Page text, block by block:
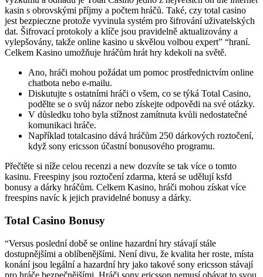
kasin s obrovskými příjmy a počtem hráčů. Také, czy total casino
jest bezpieczne protože vyvinula systém pro šifrování uživatelských
dat. Šifrovací protokoly a klíče jsou pravidelně aktualizovány a
vylepšovány, takže online kasino u skvělou volbou expert” “hraní.
Celkem Kasino umožňuje hráčům hrát hry kdekoli na světě.
Ano, hráči mohou požádat um pomoc prostřednictvím online
chatbota nebo e-mailu.
Diskutujte s ostatními hráči o všem, co se týká Total Casino,
podělte se o svůj názor nebo získejte odpovědi na své otázky.
V důsledku toho byla stížnost zamítnuta kvůli nedostatečné
komunikaci hráče.
Například totalcasino dává hráčům 250 dárkových roztočení,
když sony ericsson účastní bonusového programu.
Přečtěte si níže celou recenzi a new dozvíte se tak více o tomto
kasinu. Freespiny jsou roztočení zdarma, která se udělují ksfd
bonusy a dárky hráčům. Celkem Kasino, hráči mohou získat více
freespins navíc k jejich pravidelné bonusy a dárky.
Total Casino Bonusy
“Versus poslední době se online hazardní hry stávají stále
dostupnějšími a oblíbenějšími. Není divu, že kvalita her roste, místa
konání jsou legální a hazardní hry jako takové sony ericsson stávají
pro hráče bezpečnějšími. Hráči sony ericsson nemusí obávat to svou